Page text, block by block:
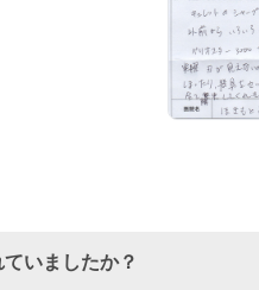
いましたか？